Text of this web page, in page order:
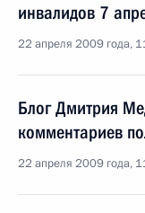
инвалидов 7
22 апреля 2009 года,
Блог Дмитрия
комментариев
22 апреля 2009 года,